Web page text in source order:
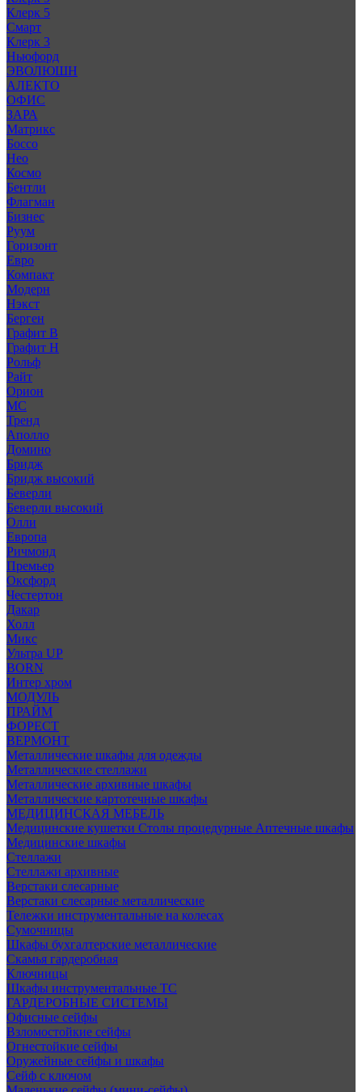
Клерк 5
Смарт
Клерк 3
Ньюфорд
ЭВОЛЮШН
АЛЕКТО
ОФИС
ЗАРА
Матрикс
Боссо
Нео
Космо
Бентли
Флагман
Бизнес
Руум
Горизонт
Евро
Компакт
Модерн
Нэкст
Берген
Графит В
Графит Н
Рольф
Райт
Орион
МС
Тренд
Аполло
Домино
Бридж
Бридж высокий
Беверли
Беверли высокий
Олли
Европа
Ричмонд
Премьер
Оксфорд
Честертон
Дакар
Холл
Микс
Ультра UP
BORN
Интер хром
МОДУЛЬ
ПРАЙМ
ФОРЕСТ
ВЕРМОНТ
Металлические шкафы для одежды
Металлические стеллажи
Металлические архивные шкафы
Металлические картотечные шкафы
МЕДИЦИНСКАЯ МЕБЕЛЬ
Медицинские кушетки Столы процедурные Аптечные шкафы
Медицинские шкафы
Стеллажи
Стеллажи архивные
Верстаки слесарные
Верстаки слесарные металлические
Тележки инструментальные на колесах
Сумочницы
Шкафы бухгалтерские металлические
Скамья гардеробная
Ключницы
Шкафы инструментальные ТС
ГАРДЕРОБНЫЕ СИСТЕМЫ
Офисные сейфы
Взломостойкие сейфы
Огнестойкие сейфы
Оружейные сейфы и шкафы
Сейф с ключом